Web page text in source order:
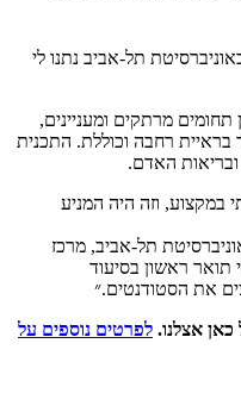
תל-אביב נתנו לי
תחומים מרתקים ומעניינים,
בראיית רחבה וכוללת. התכנית
האדם.
במקצוע, וזה היה המניע
תל-אביב, מרכז
תואר ראשון בסיעוד
את הסטודנטים.״
אצלנו. לפרטים נוספים על